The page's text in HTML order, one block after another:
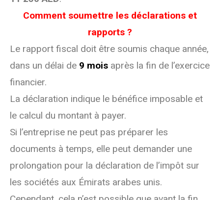
Comment soumettre les déclarations et
rapports ?
Le rapport fiscal doit être soumis chaque année,
dans un délai de 9 mois après la fin de l’exercice
financier.
La déclaration indique le bénéfice imposable et
le calcul du montant à payer.
Si l’entreprise ne peut pas préparer les
documents à temps, elle peut demander une
prolongation pour la déclaration de l’impôt sur
les sociétés aux Émirats arabes unis.